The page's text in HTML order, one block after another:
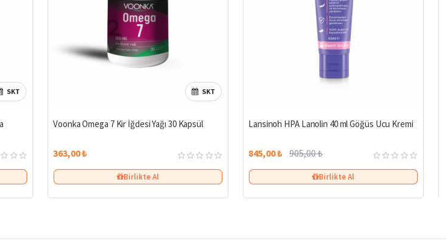
SKT SKT
Voonka Omega 7 Kir İğdesi Yağı 30 Kapsül
363,00 ₺
Birlikte Al
Lansinoh HPA Lanolin 40 ml Göğüs Ucu Kremi
845,00 ₺ 905,00 ₺
Birlikte Al